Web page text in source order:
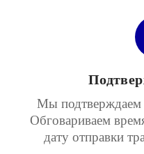
Мы подтверждаем
Обговариваем
дату отправки